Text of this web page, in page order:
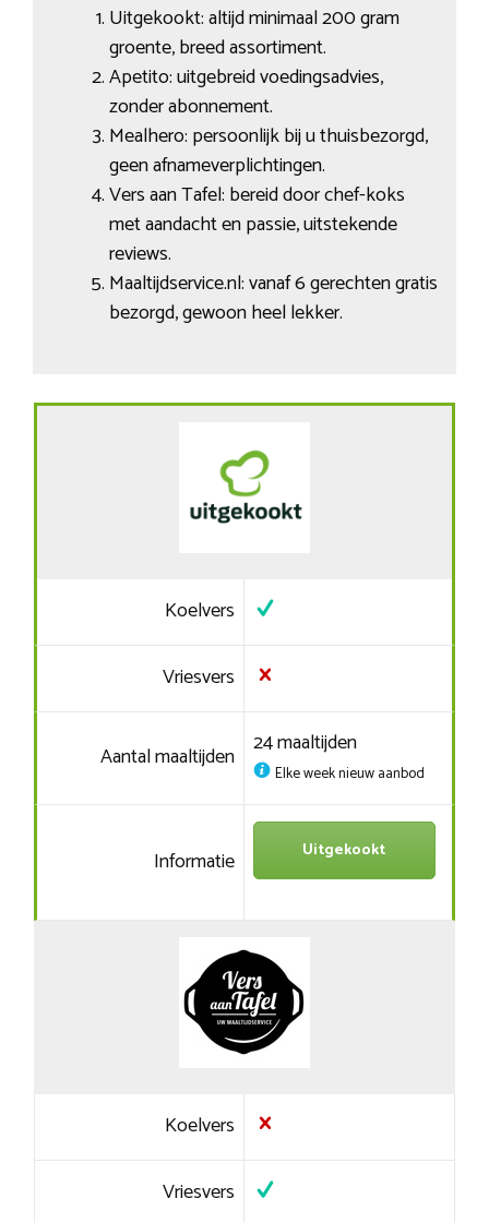
Uitgekookt: altijd minimaal 200 gram
groente, breed assortiment.
Apetito: uitgebreid voedingsadvies,
zonder abonnement.
Mealhero: persoonlijk bij u thuisbezorgd,
geen afnameverplichtingen.
Vers aan Tafel: bereid door chef-koks
met aandacht en passie, uitstekende
reviews.
Maaltijdservice.nl: vanaf 6 gerechten gratis
bezorgd, gewoon heel lekker.
Koelvers
Vriesvers
Aantal maaltijden 24 maaltijden
Elke week nieuw aanbod
Informatie Uitgekookt
Koelvers
Vriesvers